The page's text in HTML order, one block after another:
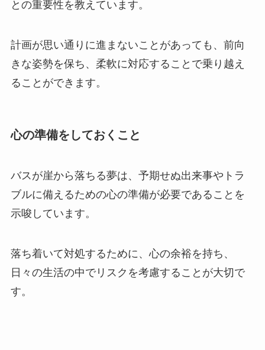
との重要性を教えています。
計画が思い通りに進まないことがあっても、前向
きな姿勢を保ち、柔軟に対応することで乗り越え
ることができます。
心の準備をしておくこと
バスが崖から落ちる夢は、予期せぬ出来事やトラ
ブルに備えるための心の準備が必要であることを
示唆しています。
落ち着いて対処するために、心の余裕を持ち、
日々の生活の中でリスクを考慮することが大切で
す。